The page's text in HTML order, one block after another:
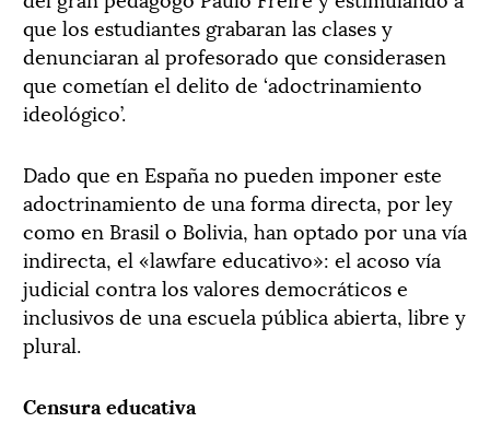
que los estudiantes grabaran las clases y
denunciaran al profesorado que considerasen
que cometían el delito de ‘adoctrinamiento
ideológico’.
Dado que en España no pueden imponer este
adoctrinamiento de una forma directa, por ley
como en Brasil o Bolivia, han optado por una vía
indirecta, el «lawfare educativo»: el acoso vía
judicial contra los valores democráticos e
inclusivos de una escuela pública abierta, libre y
plural.
Censura educativa